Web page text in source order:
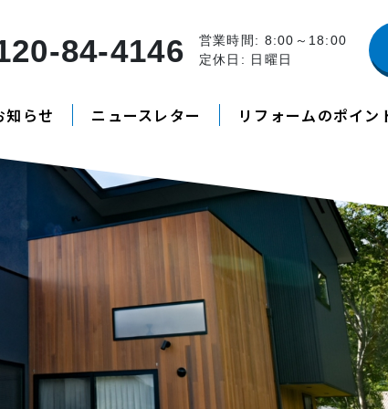
84-4146
営業時間: 8:00～18:00
定休日: 日曜日
知らせ ニュースレター リフォームのポイン